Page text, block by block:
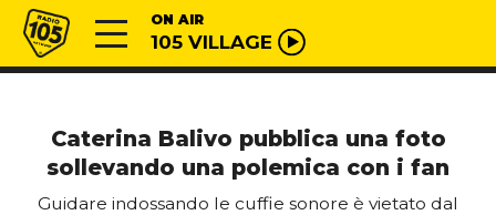
Vai al contenuto
Radio 105 ON AIR
105 VILLAGE
Caterina Balivo pubblica una foto
sollevando una polemica con i fan
Guidare indossando le cuffie sonore è vietato dal